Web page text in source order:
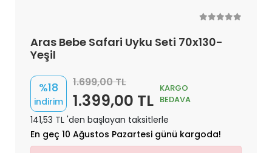
Aras Bebe Safari Uyku Seti 70x130-
Yeşil
%18
indirim
1.699,00 TL
1.399,00 TL
KARGO
BEDAVA
141,53 TL 'den başlayan taksitlerle
En geç 10 Ağustos Pazartesi günü kargoda!